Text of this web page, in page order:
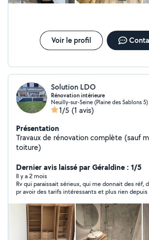
un imposteur qui ne semble même pas
Voir le profil
Solution LDO
Rénovation intérieure
Neuilly-sur-Seine (Plaine des Sablons 5)
1/5 (1 avis)
Présentation
Travaux de rénovation complète (sauf
toiture)
Dernier avis laissé par Géraldine : 1/5
Il y a 2 mois
Rv qui paraissait sérieux, qui me donnait des réf,
pr avoir des tarifs intéressants et plus rien
conseille pas ! Personne n’a besoin de perdre